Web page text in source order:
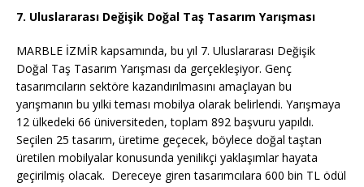
7. Uluslararası Değişik Doğal Taş Tasarım Yarışması
MARBLE İZMİR kapsamında, bu yıl 7. Uluslararası Değişik
Doğal Taş Tasarım Yarışması da gerçekleşiyor. Genç
tasarımcıların sektöre kazandırılmasını amaçlayan bu
yarışmanın bu yılki teması mobilya olarak belirlendi. Yarışmaya
12 ülkedeki 66 üniversiteden, toplam 892 başvuru yapıldı.
Seçilen 25 tasarım, üretime geçecek, böylece doğal taştan
üretilen mobilyalar konusunda yenilikçi yaklaşımlar hayata
geçirilmiş olacak. Dereceye giren tasarımcılara 600 bin TL ödül